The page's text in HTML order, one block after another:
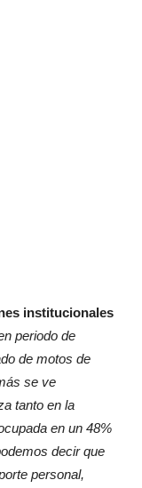
institucionales
periodo de
de motos de
se ve
tanto en la
en un 48%
decir que
personal,